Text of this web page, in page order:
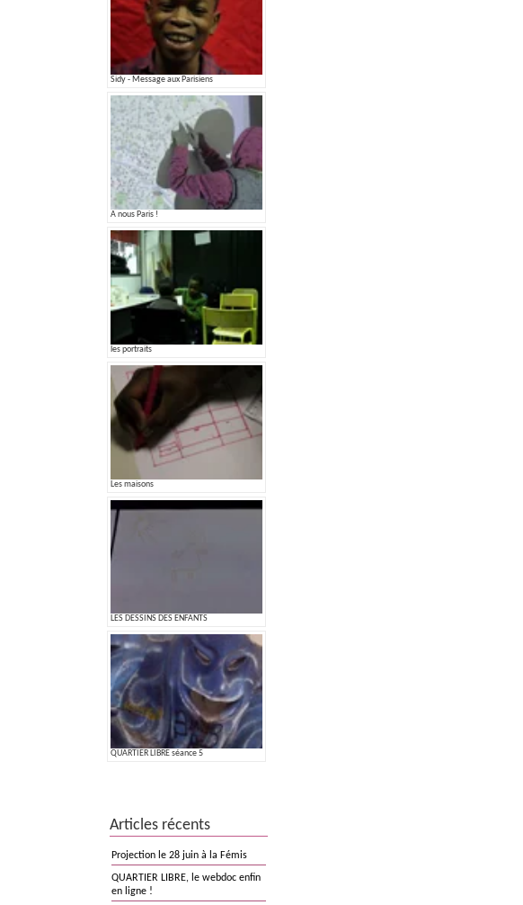
Sidy - Message aux Parisiens
A nous Paris !
les portraits
Les maisons
LES DESSINS DES ENFANTS
QUARTIER LIBRE séance 5
Articles récents
Projection le 28 juin à la Fémis
QUARTIER LIBRE, le webdoc enfin
en ligne !